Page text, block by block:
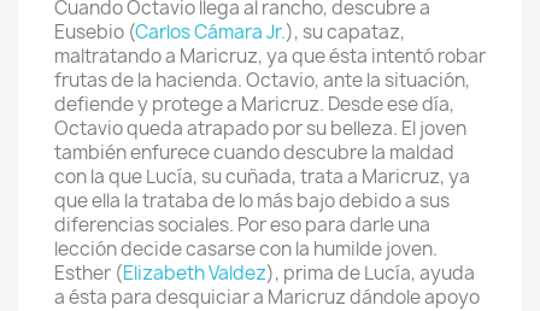
Cuando Octavio llega al rancho, descubre a
Eusebio (Carlos Cámara Jr.), su capataz,
maltratando a Maricruz, ya que ésta intentó robar
frutas de la hacienda. Octavio, ante la situación,
defiende y protege a Maricruz. Desde ese día,
Octavio queda atrapado por su belleza. El joven
también enfurece cuando descubre la maldad
con la que Lucía, su cuñada, trata a Maricruz, ya
que ella la trataba de lo más bajo debido a sus
diferencias sociales. Por eso para darle una
lección decide casarse con la humilde joven.
Esther (Elizabeth Valdez), prima de Lucía, ayuda
a ésta para desquiciar a Maricruz dándole apoyo